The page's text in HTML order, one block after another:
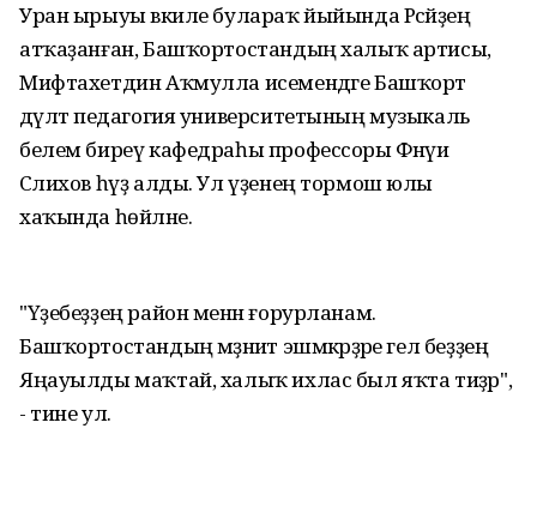
Уран ырыуы вәкиле булараҡ йыйында Рәсәйҙең
атҡаҙанған, Башҡортостандың халыҡ артисы,
Мифтахетдин Аҡмулла исемендәге Башҡорт
дәүләт педагогия университетының музыкаль
белем биреү кафедраһы профессоры Фәнәүи
Сәлихов һүҙ алды. Ул үҙенең тормош юлы
хаҡында һөйләне.
"Үҙебеҙҙең район менән ғорурланам.
Башҡортостандың мәҙәниәт эшмәкәрҙәре гел беҙҙең
Яңауылды маҡтай, халыҡ ихлас был яҡта тиҙәр",
- тине ул.